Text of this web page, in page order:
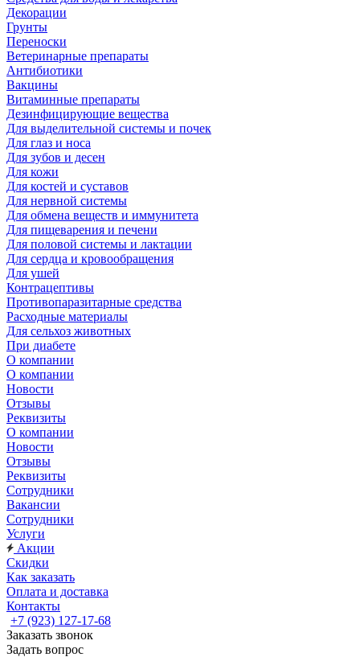
Декорации
Грунты
Переноски
Ветеринарные препараты
Антибиотики
Вакцины
Витаминные препараты
Дезинфицирующие вещества
Для выделительной системы и почек
Для глаз и носа
Для зубов и десен
Для кожи
Для костей и суставов
Для нервной системы
Для обмена веществ и иммунитета
Для пищеварения и печени
Для половой системы и лактации
Для сердца и кровообращения
Для ушей
Контрацептивы
Противопаразитарные средства
Расходные материалы
Для сельхоз животных
При диабете
О компании
О компании
Новости
Отзывы
Реквизиты
О компании
Новости
Отзывы
Реквизиты
Сотрудники
Вакансии
Сотрудники
Услуги
Акции
Скидки
Как заказать
Оплата и доставка
Контакты
+7 (923) 127-17-68
Заказать звонок
Задать вопрос